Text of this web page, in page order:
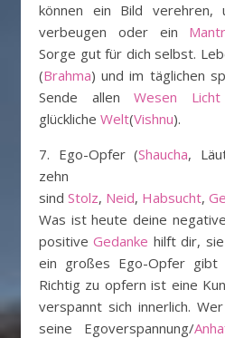
können ein Bild
verbeugen oder ein
Sorge gut für dich selbst.
(Brahma) und im täglichen
Sende allenWesen Licht
glückliche Welt(Vishnu).
7. Ego-Opfer (Shaucha,
sind Stolz, Neid, Habsucht,
Was ist heute deine negative
positiveGedanke hilft dir,
ein großes Ego-Opfer gibt
Richtig zu opfern ist eine
verspannt sich innerlich.
seine Egoverspannung/